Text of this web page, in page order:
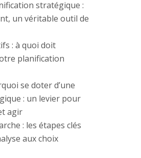
stratégique :
un véritable outil de
: à quoi doit
planification
se doter d’une
: un levier pour
agir
: les étapes clés
aux choix